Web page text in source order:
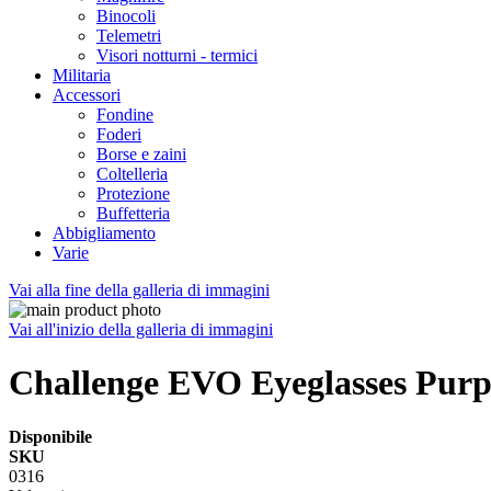
Binocoli
Telemetri
Visori notturni - termici
Militaria
Accessori
Fondine
Foderi
Borse e zaini
Coltelleria
Protezione
Buffetteria
Abbigliamento
Varie
Vai alla fine della galleria di immagini
Vai all'inizio della galleria di immagini
Challenge EVO Eyeglasses
Disponibile
SKU
0316